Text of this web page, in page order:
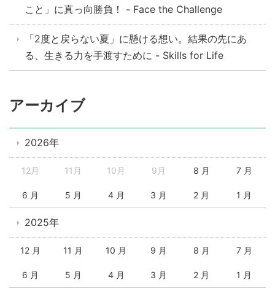
こと」に真っ向勝負！ - Face the Challenge
「2度と戻らない夏」に懸ける想い。結果の先にあ
る、生きる力を手渡すために - Skills for Life
アーカイブ
2026年
12月 11月 10月 9月 8 月 7 月
6 月 5 月 4 月 3 月 2 月 1 月
2025年
12 月 11 月 10 月 9 月 8 月 7 月
6 月 5 月 4 月 3 月 2 月 1 月